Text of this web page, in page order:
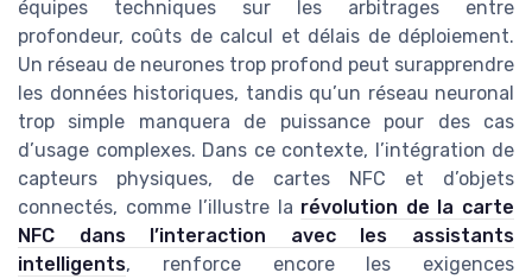
équipes techniques sur les arbitrages entre
profondeur, coûts de calcul et délais de déploiement.
Un réseau de neurones trop profond peut surapprendre
les données historiques, tandis qu’un réseau neuronal
trop simple manquera de puissance pour des cas
d’usage complexes. Dans ce contexte, l’intégration de
capteurs physiques, de cartes NFC et d’objets
connectés, comme l’illustre la révolution de la carte
NFC dans l’interaction avec les assistants
intelligents, renforce encore les exigences